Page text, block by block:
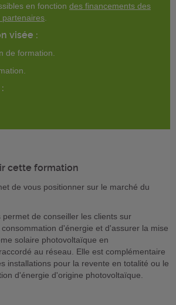
en fonction des financements des
partenaires
visée :
de formation.
cette formation
de vous positionner sur le marché du
de conseiller les clients sur
d'énergie et d'assurer la mise
solaire photovoltaïque en
au réseau. Elle est complémentaire
installations pour la revente en totalité ou le
d'énergie d'origine photovoltaïque.